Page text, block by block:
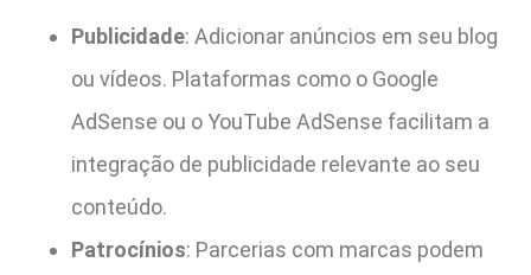
Publicidade: Adicionar anúncios em seu blog
ou vídeos. Plataformas como o Google
AdSense ou o YouTube AdSense facilitam a
integração de publicidade relevante ao seu
conteúdo.
Patrocínios: Parcerias com marcas podem